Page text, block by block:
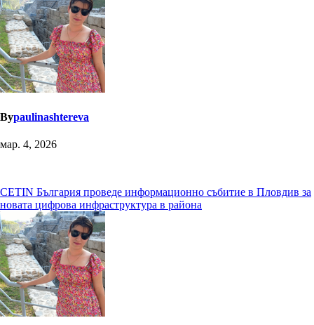
Bypaulinashtereva
мар. 4, 2026
Навигация
CETIN България проведе информационно събитие в Пловдив за
новата цифрова инфраструктура в района